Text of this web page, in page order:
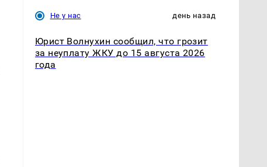
Не у нас день назад
Юрист Волнухин сообщил, что грозит
за неуплату ЖКУ до 15 августа 2026
года